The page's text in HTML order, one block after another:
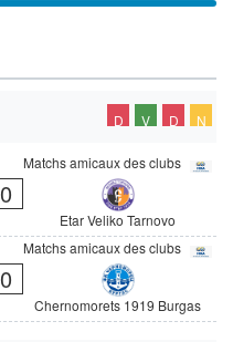
D V D N
Matchs amicaux des clubs
0
Etar Veliko Tarnovo
Matchs amicaux des clubs
0
Chernomorets 1919 Burgas